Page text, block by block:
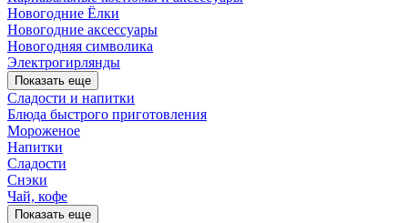
Новогодние Ёлки
Новогодние аксессуары
Новогодняя символика
Электрогирлянды
Показать еще
Сладости и напитки
Блюда быстрого приготовления
Мороженое
Напитки
Сладости
Снэки
Чай, кофе
Показать еще